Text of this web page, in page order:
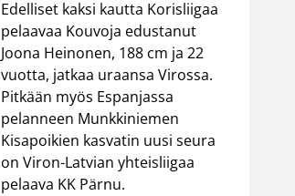
Edelliset kaksi kautta Korisliigaa
pelaavaa Kouvoja edustanut
Joona Heinonen, 188 cm ja 22
vuotta, jatkaa uraansa Virossa.
Pitkään myös Espanjassa
pelanneen Munkkiniemen
Kisapoikien kasvatin uusi seura
on Viron-Latvian yhteisliigaa
pelaava KK Pärnu.